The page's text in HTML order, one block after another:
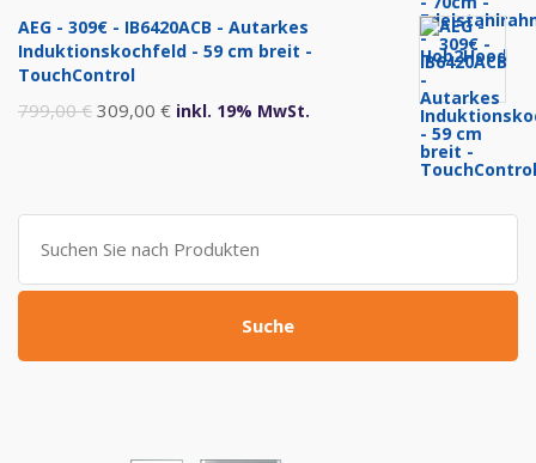
war:
999,00 €
ist:
AEG - 309€ - IB6420ACB - Autarkes
Induktionskochfeld - 59 cm breit -
TouchControl
799,00€ Ursprünglicher
799,00 €
309,00 €Aktueller
309,00 €.
inkl. 19% MwSt.
Suche
nach:
Suche